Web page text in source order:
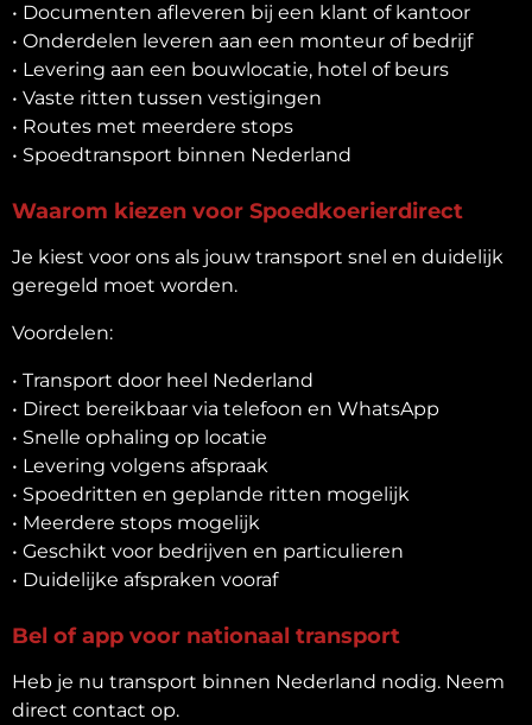
• Documenten afleveren bij een klant of kantoor
• Onderdelen leveren aan een monteur of bedrijf
• Levering aan een bouwlocatie, hotel of beurs
• Vaste ritten tussen vestigingen
• Routes met meerdere stops
• Spoedtransport binnen Nederland
Waarom kiezen voor Spoedkoerierdirect
Je kiest voor ons als jouw transport snel en duidelijk
geregeld moet worden.
Voordelen:
• Transport door heel Nederland
• Direct bereikbaar via telefoon en WhatsApp
• Snelle ophaling op locatie
• Levering volgens afspraak
• Spoedritten en geplande ritten mogelijk
• Meerdere stops mogelijk
• Geschikt voor bedrijven en particulieren
• Duidelijke afspraken vooraf
Bel of app voor nationaal transport
Heb je nu transport binnen Nederland nodig. Neem
direct contact op.